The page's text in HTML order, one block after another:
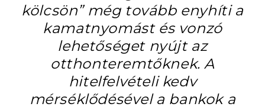
kölcsön” még tovább enyhíti a
kamatnyomást és vonzó
lehetőséget nyújt az
otthonteremtőknek. A
hitelfelvételi kedv
mérséklődésével a bankok a